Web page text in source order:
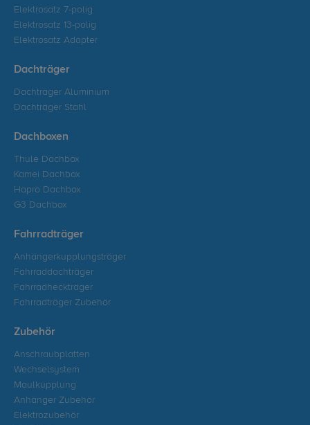
Elektrosatz 7-polig
Elektrosatz 13-polig
Elektrosatz Adapter
Dachträger
Dachträger Aluminium
Dachträger Stahl
Dachboxen
Thule Dachbox
Kamei Dachbox
Hapro Dachbox
G3 Dachbox
Fahrradträger
Anhängerkupplungsträger
Fahrraddachträger
Fahrradheckträger
Fahrradträger Zubehör
Zubehör
Anschraubplatten
Wechselsystem
Maulkupplung
Anhänger Zubehör
Elektrozubehör